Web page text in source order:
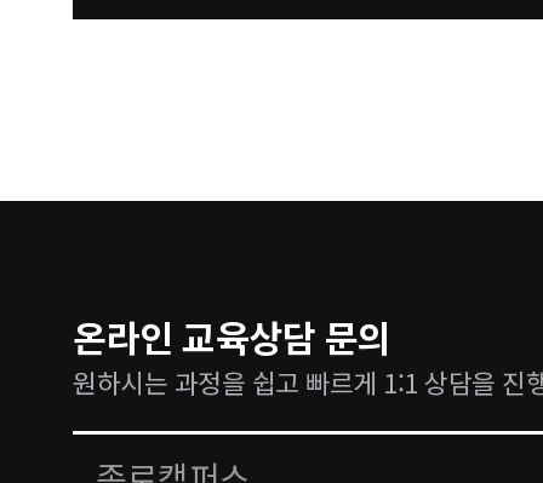
온라인 교육상담 문의
원하시는 과정을 쉽고 빠르게 1:1 상담을 진